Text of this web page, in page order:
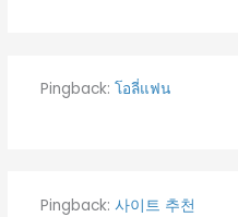
Pingback: โอลี่แฟน
Pingback: 사이트 추천